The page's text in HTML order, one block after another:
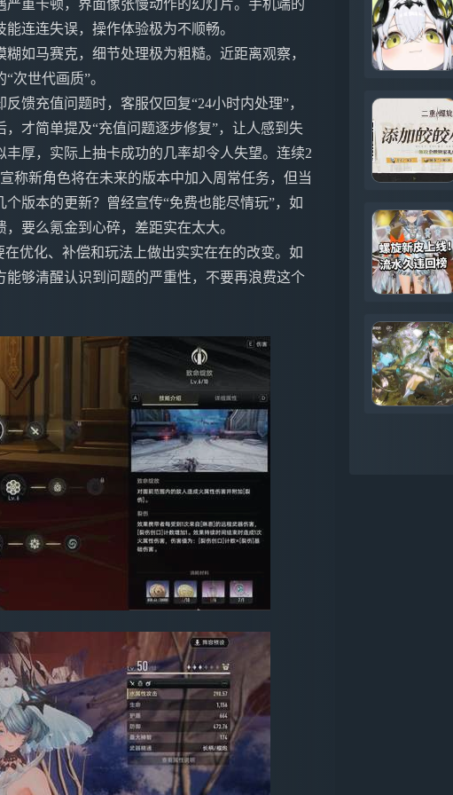
重卡顿，界面像张慢动作的幻灯片。手机端的
连连失误，操作体验极为不顺畅。
如马赛克，细节处理极为粗糙。近距离观察，
次世代画质”。
馈充值问题时，客服仅回复“24小时内处理”，
才简单提及“充值问题逐步修复”，让人感到失
厚，实际上抽卡成功的几率却令人失望。连续2
称新角色将在未来的版本中加入周常任务，但当
版本的更新？曾经宣传“免费也能尽情玩”，如
要么氪金到心碎，差距实在太大。
优化、补偿和玩法上做出实实在在的改变。如
够清醒认识到问题的严重性，不要再浪费这个